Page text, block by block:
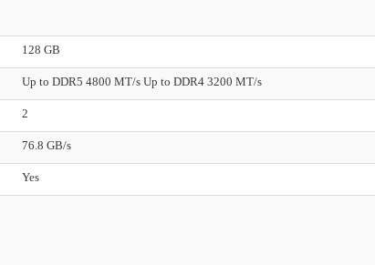
128 GB
Up to DDR5 4800 MT/s Up to DDR4 3200 MT/s
2
76.8 GB/s
Yes